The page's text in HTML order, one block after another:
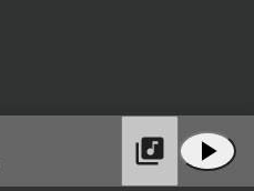
play_arrow
library_music